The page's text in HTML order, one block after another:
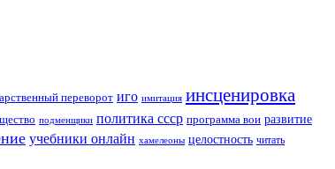
переворот иго имитация инсценировка
подменщики политика ссср программа вои развитие
учебники онлайн хамелеоны целостность читать